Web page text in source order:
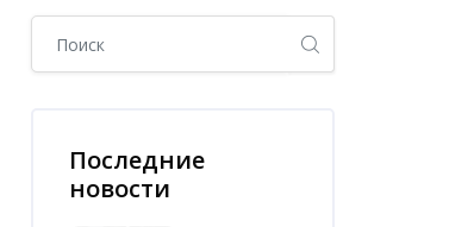
Блоки
Последние
новости